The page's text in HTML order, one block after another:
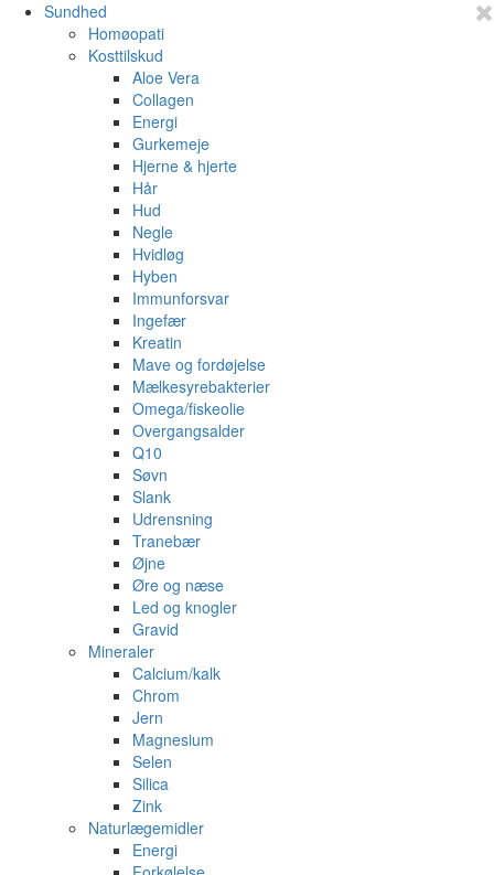
Sundhed
Homøopati
Kosttilskud
Aloe Vera
Collagen
Energi
Gurkemeje
Hjerne & hjerte
Hår
Hud
Negle
Hvidløg
Hyben
Immunforsvar
Ingefær
Kreatin
Mave og fordøjelse
Mælkesyrebakterier
Omega/fiskeolie
Overgangsalder
Q10
Søvn
Slank
Udrensning
Tranebær
Øjne
Øre og næse
Led og knogler
Gravid
Mineraler
Calcium/kalk
Chrom
Jern
Magnesium
Selen
Silica
Zink
Naturlægemidler
Energi